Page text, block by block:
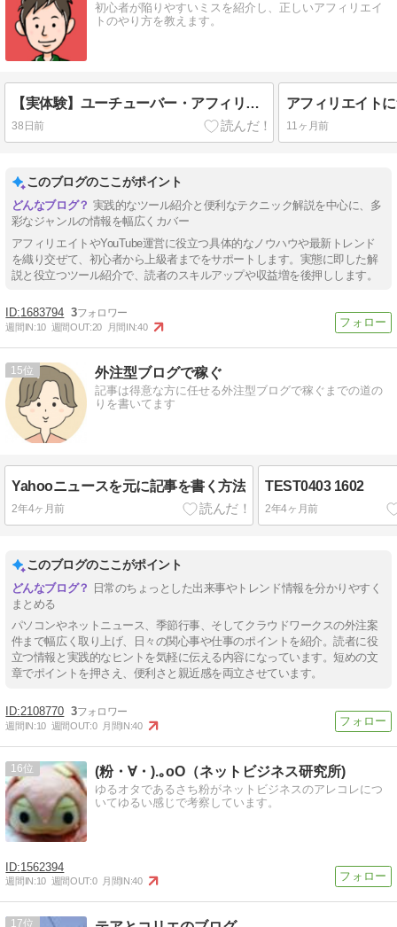
初心者が陥りやすいミスを紹介し、正しいアフィリエイ
トのやり方を教えます。
【実体験】ユーチューバー・アフィリエイターは住宅ローンを組めるのか？
38日前 11ヶ月前
このブログのここがポイント
実践的なツール紹介と便利なテクニック解説を中心に、多
彩なジャンルの情報を幅広くカバー
アフィリエイトやYouTube運営に役立つ具体的なノウハウや最新トレンド
を織り交ぜて、初心者から上級者までをサポートします。実態に即した解
説と役立つツール紹介で、読者のスキルアップや収益増を後押しします。
1683794 3
週間IN:10 週間OUT:20 月間IN:40
15 外注型ブログで稼ぐ
記事は得意な方に任せる外注型ブログで稼ぐまでの道の
りを書いてます
Yahooニュースを元に記事を書く方法
2年4ヶ月前
TEST0403 1602
2年4ヶ月前
このブログのここがポイント
日常のちょっとした出来事やトレンド情報を分かりやすく
まとめる
パソコンやネットニュース、季節行事、そしてクラウドワークスの外注案
件まで幅広く取り上げ、日々の関心事や仕事のポイントを紹介。読者に役
立つ情報と実践的なヒントを気軽に伝える内容になっています。短めの文
章でポイントを押さえ、便利さと親近感を両立させています。
2108770 3
週間IN:10 週間OUT:0 月間IN:40
16 (粉・∀・).｡oO（ネットビジネス研究所)
ゆるオタであるさち粉がネットビジネスのアレコレにつ
いてゆるい感じで考察しています。
1562394
週間IN:10 週間OUT:0 月間IN:40
17